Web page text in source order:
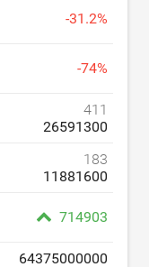
-31.2%
-74%
411
26591300
183
11881600
714903
64375000000